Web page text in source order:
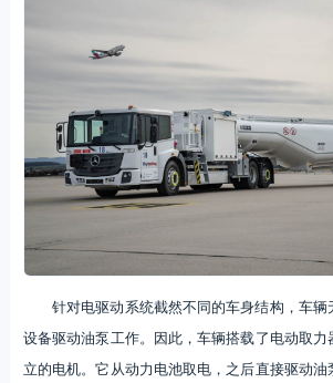
针对电驱动系统截然不同的车身结构，车
设备驱动油泵工作。因此，车辆搭载了电动取
立的电机。它从动力电池取电，之后直接驱动